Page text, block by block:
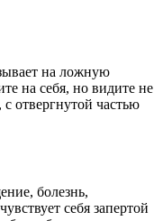
на ложную
на себя, но видите не
отвергнутой частью
болезнь,
себя запертой